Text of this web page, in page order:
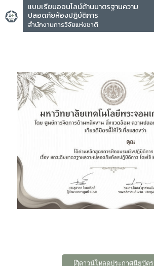
แบบเรียนออนไลน์ด้านมาตรฐานความ
ปลอดภัยห้องปฏิบัติการ
สำนักงานการวิจัยแห่งชาติ
คุณ
ดาวน์โหลดประกาศนียบัตร